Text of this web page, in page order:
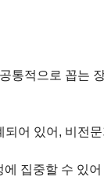
통적으로 꼽는
되어 있어, 비전
에 집중할 수 있